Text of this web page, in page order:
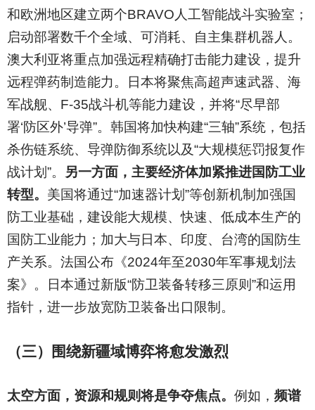
和欧洲地区建立两个BRAVO人工智能战斗实验室；
启动部署数千个全域、可消耗、自主集群机器人。
澳大利亚将重点加强远程精确打击能力建设，提升
远程弹药制造能力。日本将聚焦高超声速武器、海
军战舰、F-35战斗机等能力建设，并将“尽早部
署‘防区外’导弹”。韩国将加快构建“三轴”系统，包括
杀伤链系统、导弹防御系统以及“大规模惩罚报复作
战计划”。
另一方面，主要经济体加紧推进国防工业
转型。 美国将通过“加速器计划”等创新机制加强国
防工业基础，建设能大规模、快速、低成本生产的
国防工业能力；加大与日本、印度、台湾的国防生
产关系。法国公布《2024年至2030年军事规划法
案》。日本通过新版“防卫装备转移三原则”和运用
指针，进一步放宽防卫装备出口限制。
（三）围绕新疆域博弈将愈发激烈
太空方面，资源和规则将是争夺焦点。 例如， 频谱